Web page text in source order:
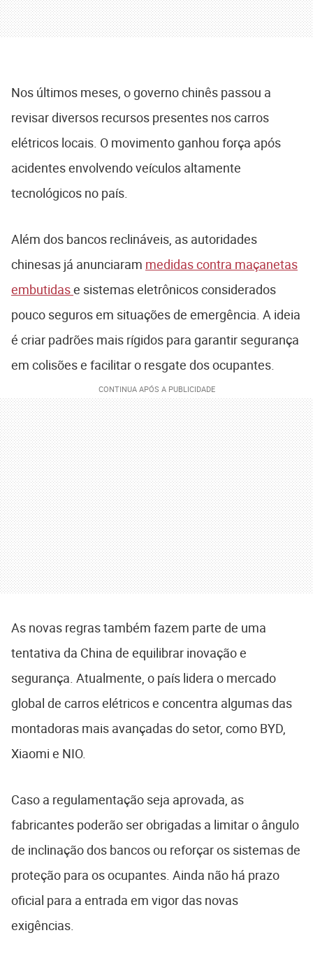
Nos últimos meses, o governo chinês passou a
revisar diversos recursos presentes nos carros
elétricos locais. O movimento ganhou força após
acidentes envolvendo veículos altamente
tecnológicos no país.
Além dos bancos reclináveis, as autoridades
chinesas já anunciaram medidas contra maçanetas
embutidase sistemas eletrônicos considerados
pouco seguros em situações de emergência. A ideia
é criar padrões mais rígidos para garantir segurança
em colisões e facilitar o resgate dos ocupantes.
As novas regras também fazem parte de uma
tentativa da China de equilibrar inovação e
segurança. Atualmente, o país lidera o mercado
global de carros elétricos e concentra algumas das
montadoras mais avançadas do setor, como BYD,
Xiaomi e NIO.
Caso a regulamentação seja aprovada, as
fabricantes poderão ser obrigadas a limitar o ângulo
de inclinação dos bancos ou reforçar os sistemas de
proteção para os ocupantes. Ainda não há prazo
oficial para a entrada em vigor das novas
exigências.